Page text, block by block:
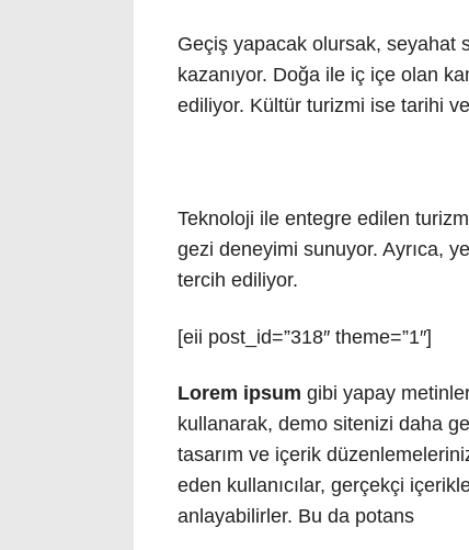
Geçiş yapacak olursak, seyahat
kazanıyor. Doğa ile iç içe olan
ediliyor. Kültür turizmi ise tarihi
Teknoloji ile entegre edilen
gezi deneyimi sunuyor. Ayrıca,
tercih ediliyor.
[eii post_id=”318″ theme=”1″]
Lorem ipsum gibi yapay
kullanarak, demo sitenizi daha
tasarım ve içerik
eden kullanıcılar, gerçekçi
anlayabilirler. Bu da potans